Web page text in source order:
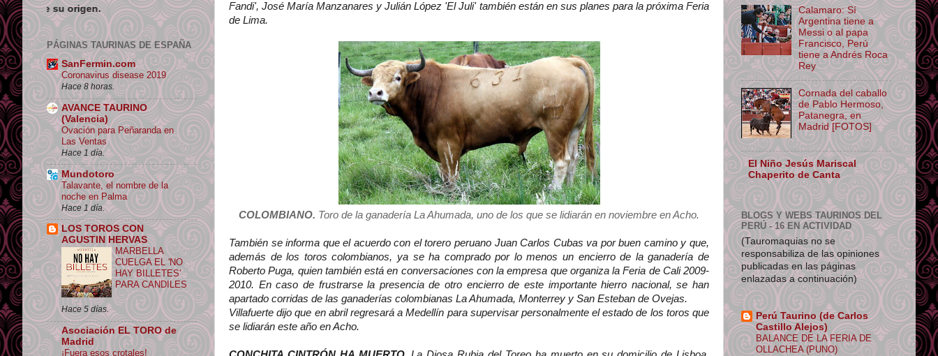
Fandi', José María Manzanares y Julián López 'El Juli' también están en sus planes para la próxima Feria
de Lima.
COLOMBIANO. Toro de la ganadería La Ahumada, uno de los que se lidiarán en noviembre en Acho.
También se informa que el acuerdo con el torero peruano Juan Carlos Cubas va por buen camino y que,
además de los toros colombianos, ya se ha comprado por lo menos un encierro de la ganadería de
Roberto Puga, quien también está en conversaciones con la empresa que organiza la Feria de Cali 2009-
2010. En caso de frustrarse la presencia de otro encierro de este importante hierro nacional, se han
apartado corridas de las ganaderías colombianas La Ahumada, Monterrey y San Esteban de Ovejas.
Villafuerte dijo que en abril regresará a Medellín para supervisar personalmente el estado de los toros que
se lidiarán este año en Acho.
Los contenidos de Tauromaquias tienen licencia libre para uso no comercial siempre que se de crédito y enlace su origen.
PÁGINAS TAURINAS DE ESPAÑA
SanFermin.com
Coronavirus disease 2019
Hace 8 horas.
AVANCE TAURINO
(Valencia)
Ovación para Peñaranda en
Las Ventas
Hace 1 día.
Mundotoro
Talavante, el nombre de la
noche en Palma
Hace 1 día.
LOS TOROS CON
AGUSTIN HERVAS
MARBELLA
CUELGA EL 'NO
HAY BILLETES'
PARA CANDILES
Hace 5 días.
Asociación EL TORO de
Madrid
¡Fuera esos crotales!
Calamaro: Sí
Argentina tiene a
Messi o al papa
Francisco, Perú
tiene a Andrés Roca
Rey
Cornada del caballo
de Pablo Hermoso,
Patanegra, en
Madrid [FOTOS]
El Niño Jesús Mariscal
Chaperito de Canta
BLOGS Y WEBS TAURINOS DEL
PERÚ - 16 EN ACTIVIDAD
(Tauromaquias no se
responsabiliza de las opiniones
publicadas en las páginas
enlazadas a continuación)
Perú Taurino (de Carlos
Castillo Alejos)
BALANCE DE LA FERIA DE
OLLACHEA (PUNO)